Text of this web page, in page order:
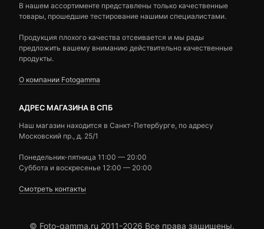
В нашем ассортименте представлены только качественные
товары, прошедшие тестирование нашими специалистами.
Продукция плохого качества отсеивается и мы рады
предложить вашему вниманию действительно качественные
продукты.
О компании Fotogamma
АДРЕС МАГАЗИНА В СПБ
Наш магазин находится в Санкт-Петербурге, по адресу
Московский пр., д. 25/1
Понедельник-пятница 11:00 — 20:00
Суббота и воскресенье 12:00 — 20:00
Смотреть контакты
© Foto-gamma.ru 2011-2026 Все права защищены.